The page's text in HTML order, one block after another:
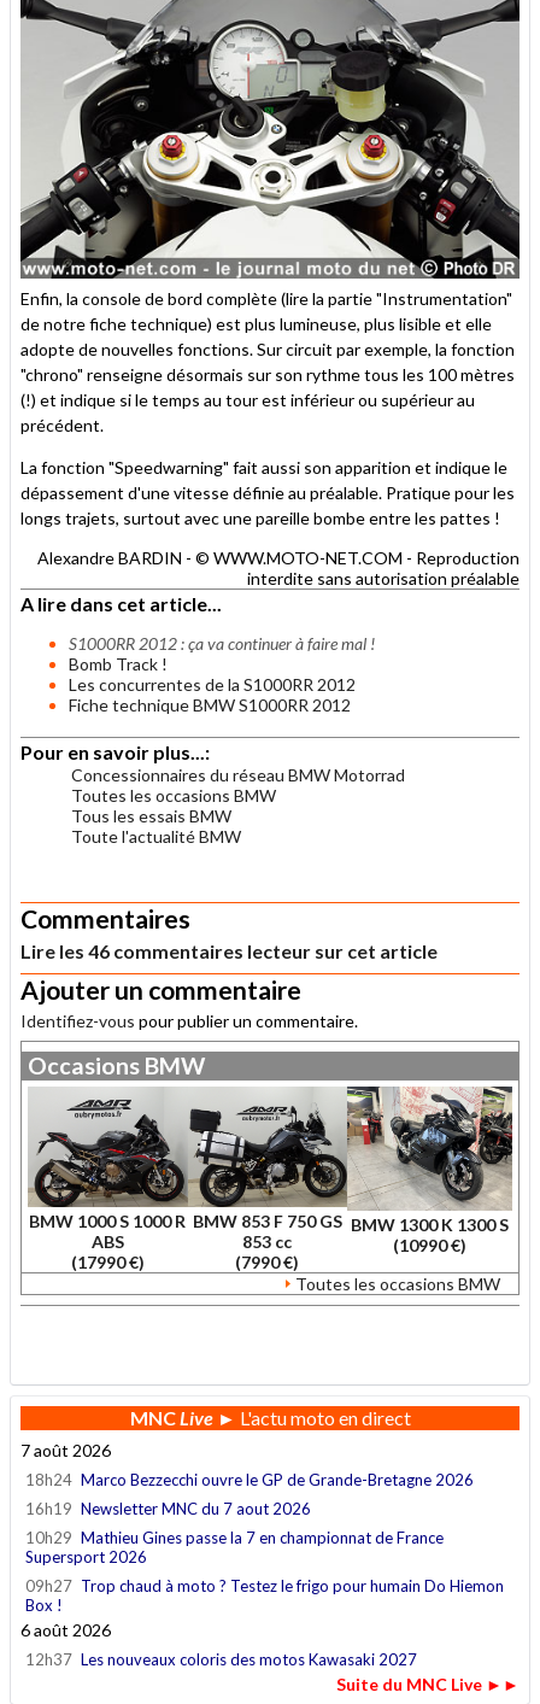
Enfin, la console de bord complète (lire la partie "Instrumentation"
de notre fiche technique) est plus lumineuse, plus lisible et elle
adopte de nouvelles fonctions. Sur circuit par exemple, la fonction
"chrono" renseigne désormais sur son rythme tous les 100 mètres
(!) et indique si le temps au tour est inférieur ou supérieur au
précédent.
La fonction "Speedwarning" fait aussi son apparition et indique le
dépassement d'une vitesse définie au préalable. Pratique pour les
longs trajets, surtout avec une pareille bombe entre les pattes !
Alexandre BARDIN - © WWW.MOTO-NET.COM - Reproduction
interdite sans autorisation préalable
A lire dans cet article...
S1000RR 2012 : ça va continuer à faire mal !
Bomb Track !
Les concurrentes de la S1000RR 2012
Fiche technique BMW S1000RR 2012
Pour en savoir plus...:
Concessionnaires du réseau BMW Motorrad
Toutes les occasions BMW
Tous les essais BMW
Toute l'actualité BMW
Commentaires
Lire les 46 commentaires lecteur sur cet article
Ajouter un commentaire
Identifiez-vous pour publier un commentaire.
Occasions BMW
BMW 1000 S 1000 R
ABS
(17990 €)
BMW 853 F 750 GS
853 cc
(7990 €)
BMW 1300 K 1300 S
(10990 €)
Toutes les occasions BMW
MNCLive► L'actu moto en direct
7 août 2026
18h24 Marco Bezzecchi ouvre le GP de Grande-Bretagne 2026
16h19 Newsletter MNC du 7 aout 2026
10h29 Mathieu Gines passe la 7 en championnat de France
Supersport 2026
09h27 Trop chaud à moto ? Testez le frigo pour humain Do Hiemon
Box !
6 août 2026
12h37 Les nouveaux coloris des motos Kawasaki 2027
Suite du MNC Live ►►